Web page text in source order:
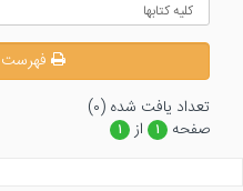
تعداد يافت شده (۰)
صفحه
۱ از ۱